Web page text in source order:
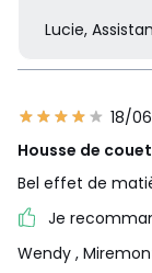
Lucie,
18/
Housse de
Bel effet de
Je
Wendy ,